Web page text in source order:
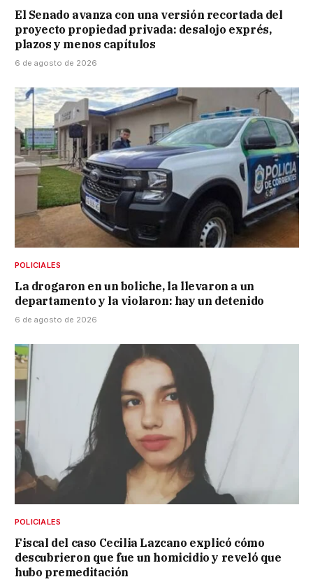
El Senado avanza con una versión recortada del
proyecto propiedad privada: desalojo exprés,
plazos y menos capítulos
6 de agosto de 2026
POLICIALES
La drogaron en un boliche, la llevaron a un
departamento y la violaron: hay un detenido
6 de agosto de 2026
POLICIALES
Fiscal del caso Cecilia Lazcano explicó cómo
descubrieron que fue un homicidio y reveló que
hubo premeditación